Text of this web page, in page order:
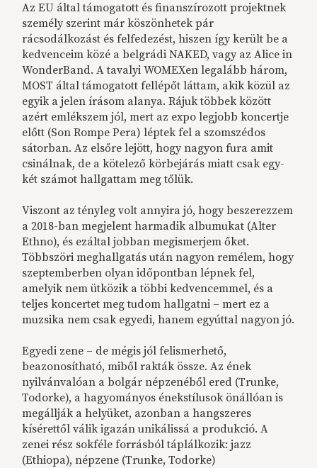
Az EU által támogatott és finanszírozott projektnek
személy szerint már köszönhetek pár
rácsodálkozást és felfedezést, hiszen így került be a
kedvenceim közé a belgrádi NAKED, vagy az Alice in
WonderBand. A tavalyi WOMEXen legalább három,
MOST által támogatott fellépőt láttam, akik közül az
egyik a jelen írásom alanya. Rájuk többek között
azért emlékszem jól, mert az expo legjobb koncertje
előtt (Son Rompe Pera) léptek fel a szomszédos
sátorban. Az elsőre lejött, hogy nagyon fura amit
csinálnak, de a kötelező körbejárás miatt csak egy-
két számot hallgattam meg tőlük.
Viszont az tényleg volt annyira jó, hogy beszerezzem
a 2018-ban megjelent harmadik albumukat (Alter
Ethno), és ezáltal jobban megismerjem őket.
Többszöri meghallgatás után nagyon remélem, hogy
szeptemberben olyan időpontban lépnek fel,
amelyik nem ütközik a többi kedvencemmel, és a
teljes koncertet meg tudom hallgatni – mert ez a
muzsika nem csak egyedi, hanem egyúttal nagyon jó.
Egyedi zene – de mégis jól felismerhető,
beazonosítható, miből rakták össze. Az ének
nyilvánvalóan a bolgár népzenéből ered (Trunke,
Todorke), a hagyományos énekstílusok önállóan is
megállják a helyüket, azonban a hangszeres
kísérettől válik igazán unikálissá a produkció. A
zenei rész sokféle forrásból táplálkozik: jazz
(Ethiopa), népzene (Trunke, Todorke)